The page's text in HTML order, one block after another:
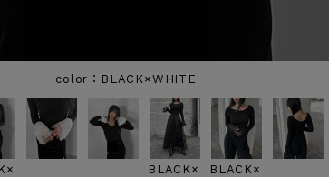
BLACK×WHITE
BLACK×
BLACK×